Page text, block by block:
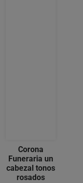
Corona
Funeraria un
cabezal tonos
rosados